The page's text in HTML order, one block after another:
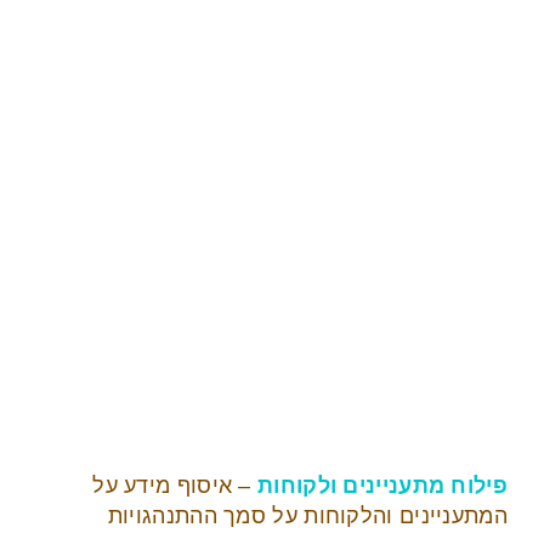
פילוח מתעניינים ולקוחות– איסוף מידע על
המתעניינים והלקוחות על סמך ההתנהגויות